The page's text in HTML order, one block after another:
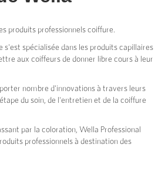
produits professionnels coiffure.
s'est spécialisée dans les produits capillaires
aux coiffeurs de donner libre cours à leur
nombre d'innovations à travers leurs
du soin, de l'entretien et de la coiffure
par la coloration, Wella Professional
professionnels à destination des